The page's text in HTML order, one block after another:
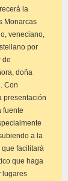
la
Monarcas
veneciano,
por
de
doña
Con
presentación
fuente
a la
facilitará
que haga
lugares